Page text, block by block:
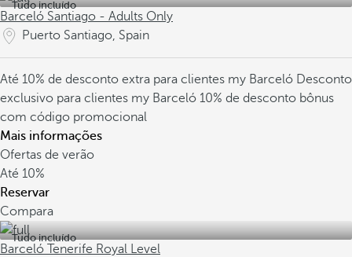
Tudo incluído
Barceló Santiago - Adults Only
Puerto Santiago, Spain
Até 10% de desconto extra para clientes my Barceló Desconto
exclusivo para clientes my Barceló 10% de desconto bônus
com código promocional
Mais informações
Ofertas de verão
Até 10%
Reservar
Compara
Tudo incluído
Barceló Tenerife Royal Level